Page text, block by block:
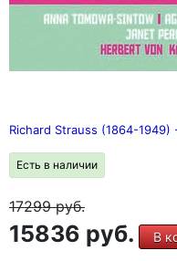
Richard Strauss (1864-1949)
Есть в наличии
17299руб.
15836 руб. В